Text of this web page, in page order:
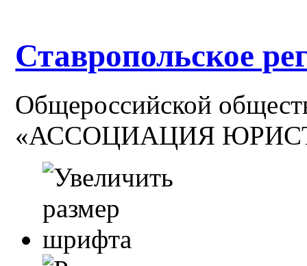
Ставропольское
Общероссийской
«АССОЦИАЦИЯ